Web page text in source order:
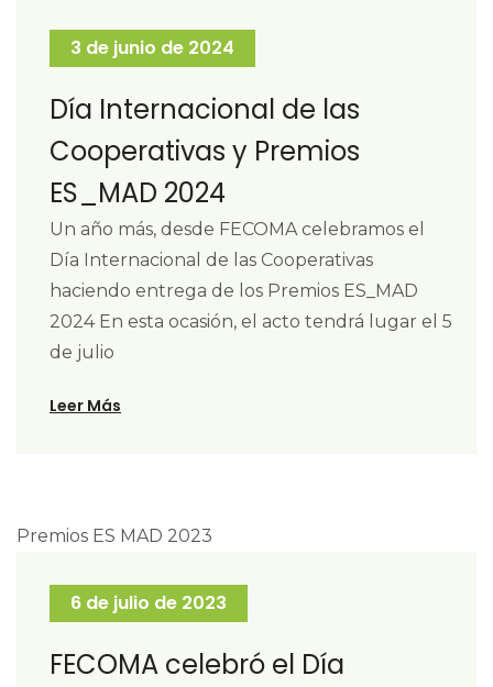
3 de junio de 2024
Día Internacional de las
Cooperativas y Premios
ES_MAD 2024
Un año más, desde FECOMA celebramos el
Día Internacional de las Cooperativas
haciendo entrega de los Premios ES_MAD
2024 En esta ocasión, el acto tendrá lugar el 5
de julio
Leer Más
6 de julio de 2023
FECOMA celebró el Día